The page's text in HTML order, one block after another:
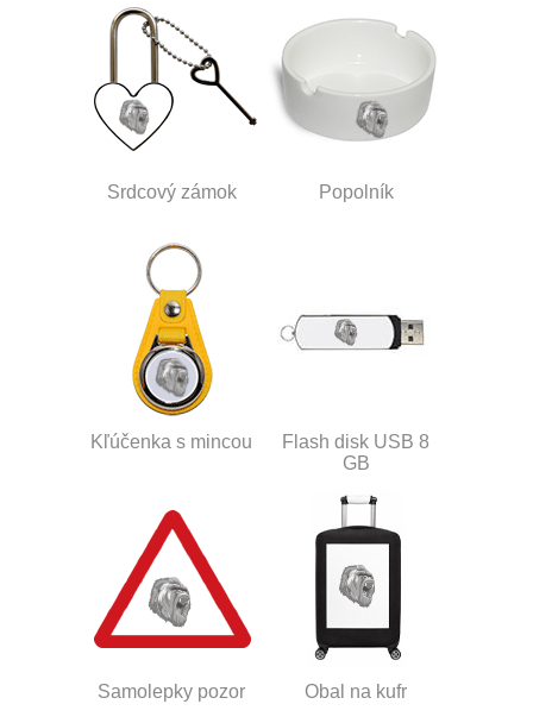
Srdcový zámok Popolník
Kľúčenka s mincou
Flash disk USB 8
GB
Samolepky pozor Obal na kufr